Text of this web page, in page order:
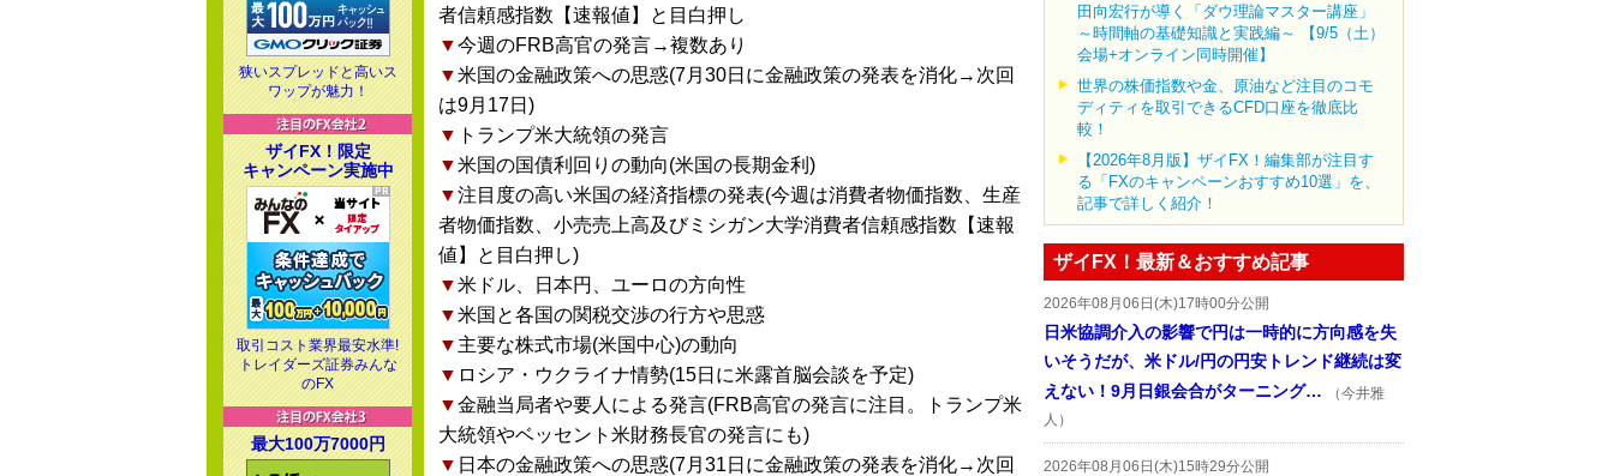
者信頼感指数【速報値】と目白押し
▼今週のFRB高官の発言→複数あり
▼米国の金融政策への思惑(7月30日に金融政策の発表を消化→次回
は9月17日)
▼ トランプ米大統領の発言
▼米国の国債利回りの動向(米国の長期金利)
▼注目度の高い米国の経済指標の発表(今週は消費者物価指数、生産
者物価指数、小売売上高及びミシガン大学消費者信頼感指数【速報
値】と目白押し)
▼米ドル、日本円、ユーロの方向性
▼米国と各国の関税交渉の行方や思惑
▼ 主要な株式市場(米国中心)の動向
▼ ロシア・ウクライナ情勢(15日に米露首脳会談を予定)
▼金融当局者や要人による発言(FRB高官の発言に注目。トランプ米
大統領やベッセント米財務長官の発言にも)
▼ 日本の金融政策への思惑(7月31日に金融政策の発表を消化→次回
田向宏行が導く「ダウ理論マスター講座」
～時間軸の基礎知識と実践編～ 【9/5（土）
会場+オンライン同時開催】
世界の株価指数や金、原油など注目のコモ
ディティを取引できるCFD口座を徹底比
較！
【2026年8月版】ザイFX！編集部が注目す
る「FXのキャンペーンおすすめ10選」を、
記事で詳しく紹介！
ザイFX！最新＆おすすめ記事
2026年08月06日(木)17時00分公開
日米協調介入の影響で円は一時的に方向感を失
いそうだが、米ドル/円の円安トレンド継続は変
えない！9月日銀会合がターニング…
（今井雅
人）
2026年08月06日(木)15時29分公開
狭いスプレッドと高いス
ワップが魅力！
ザイFX！限定
キャンペーン実施中
取引コスト業界最安水準!
トレイダーズ証券みんな
のFX
最大100万7000円